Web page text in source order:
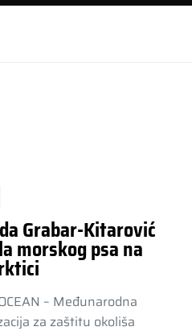
Grabar-Kitarović
morskog psa na
– Međunarodna
za zaštitu okoliša